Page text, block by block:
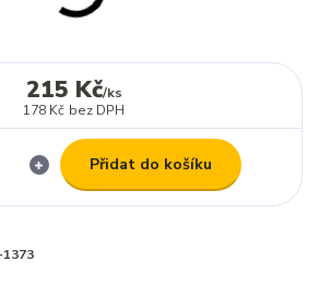
215 Kč/ks
178 Kč bez DPH
Přidat do košíku